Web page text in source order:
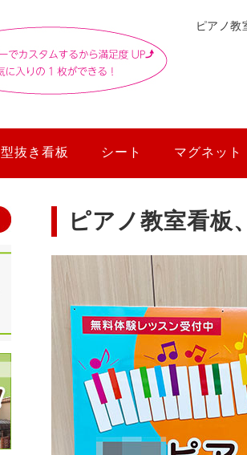
ピアノ
型抜き看板 シート マグネット
ピアノ教室看板